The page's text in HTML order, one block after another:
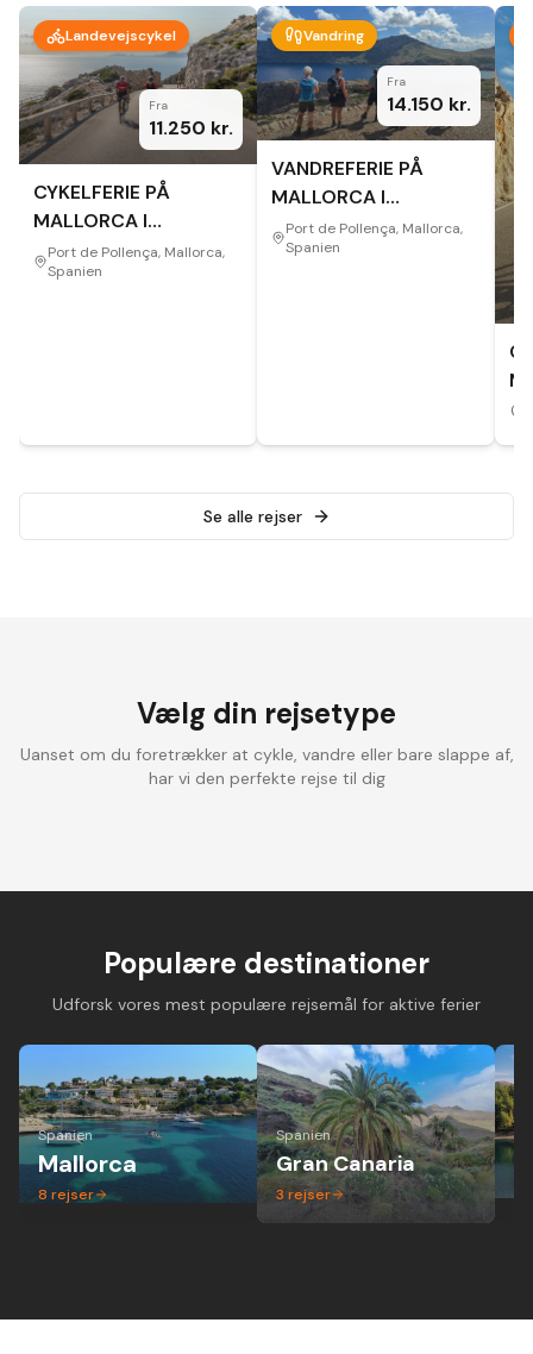
Landevejscykel
Fra
11.250 kr.
CYKELFERIE PÅ
MALLORCA I
EFTERÅRET
Port de Pollença, Mallorca,
Spanien
Vandring
Fra
14.150 kr.
VANDREFERIE PÅ
MALLORCA I
EFTERÅRET
Port de Pollença, Mallorca,
Spanien
Se alle rejser
Vælg din rejsetype
Uanset om du foretrækker at cykle, vandre eller bare slappe af,
har vi den perfekte rejse til dig
Populære destinationer
Udforsk vores mest populære rejsemål for aktive ferier
Spanien
Mallorca
8 rejser
Spanien
Gran Canaria
3 rejser